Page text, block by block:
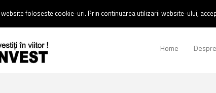
Email :contact@estinvest.ro
Home
foloseste cookie-uri. Prin continuarea utilizarii website-ului,